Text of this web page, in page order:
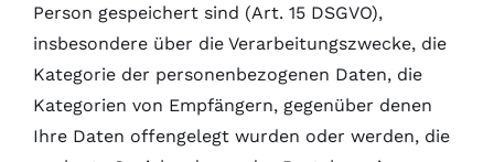
Person gespeichert sind (Art. 15 DSGVO),
insbesondere über die Verarbeitungszwecke, die
Kategorie der personenbezogenen Daten, die
Kategorien von Empfängern, gegenüber denen
Ihre Daten offengelegt wurden oder werden, die